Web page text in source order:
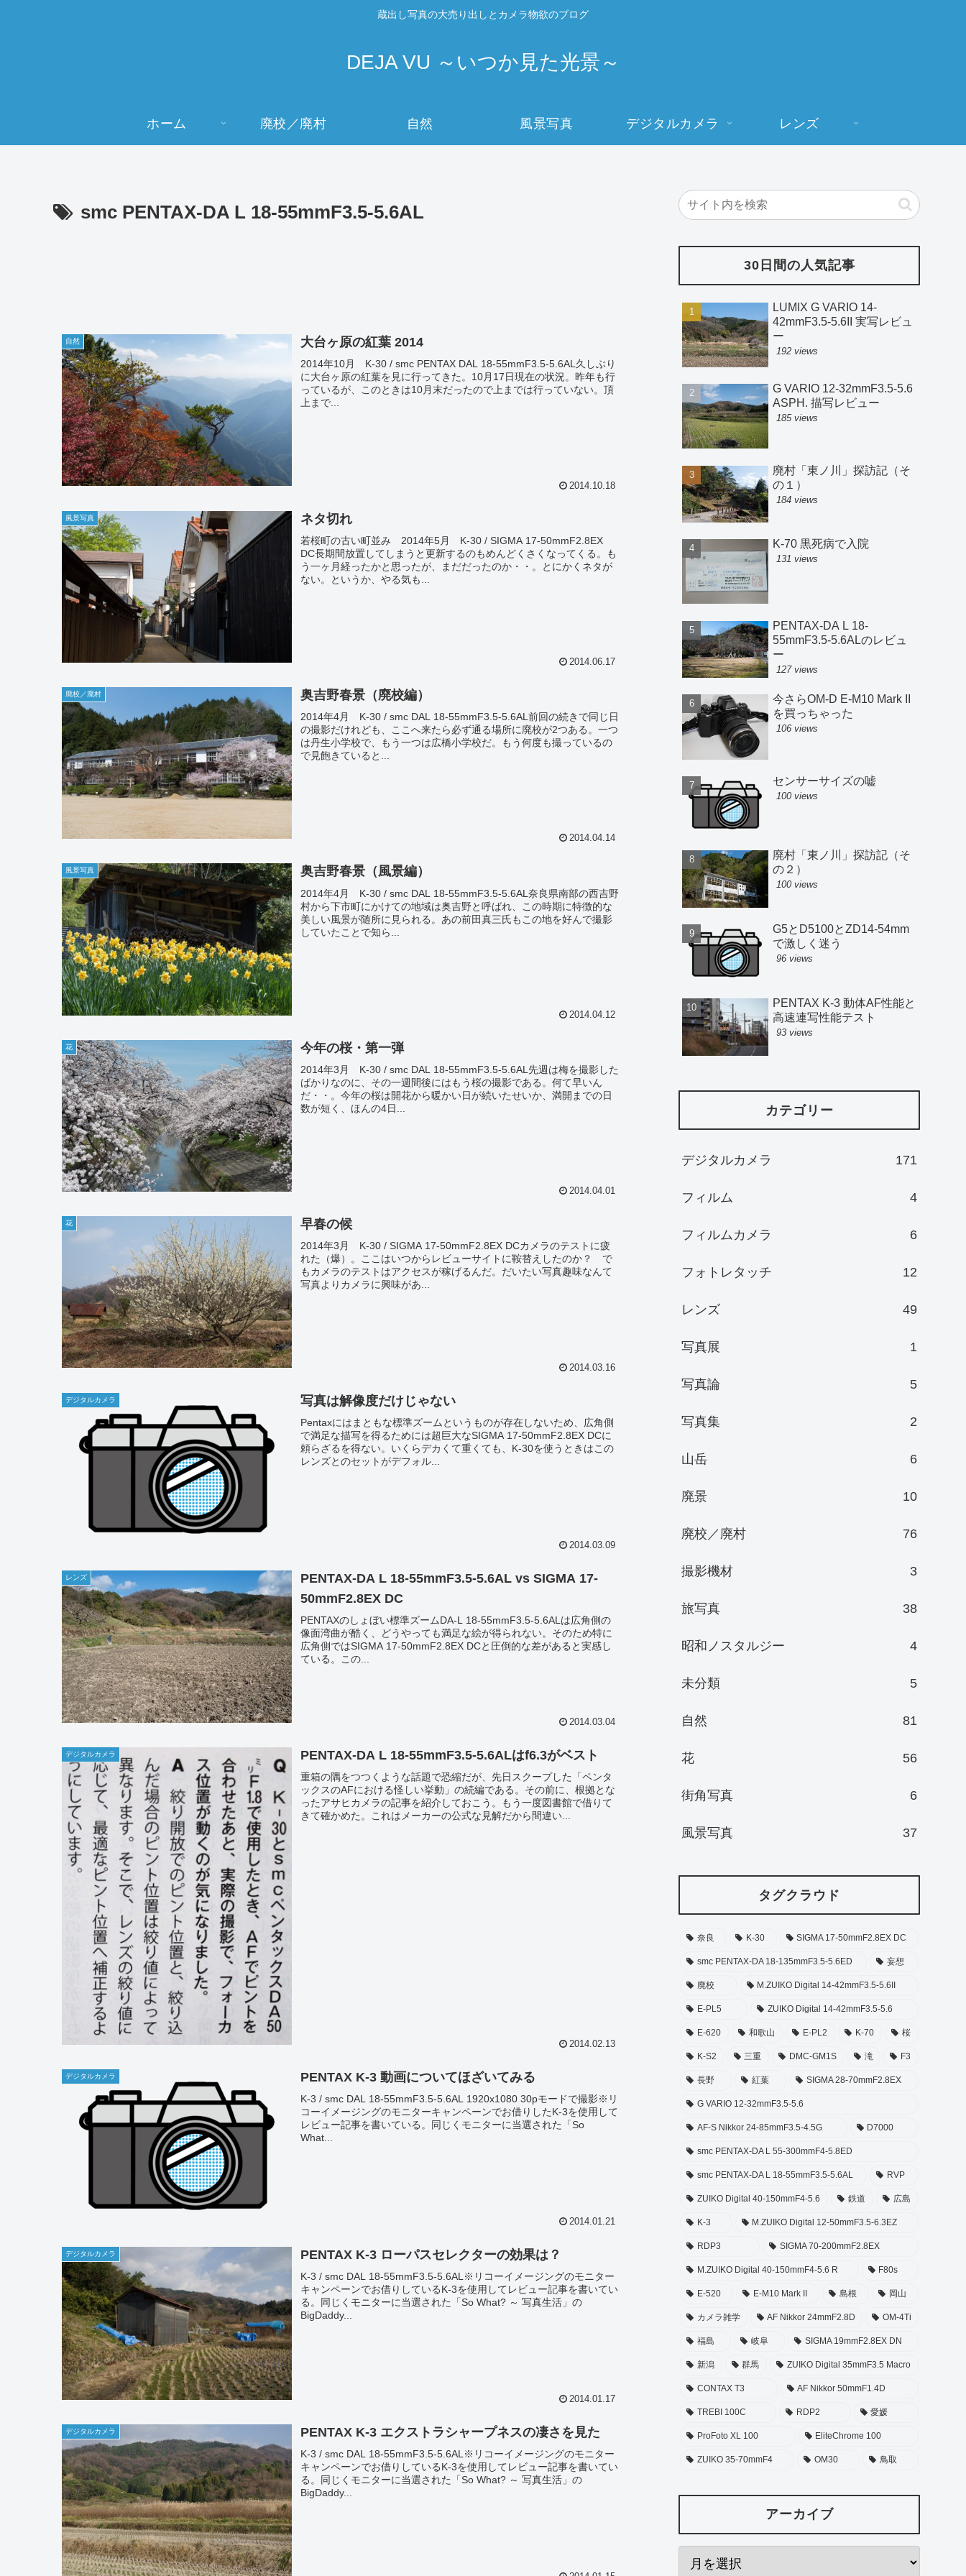
蔵出し写真の大売り出しとカメラ物欲のブログ
DEJA VU ～いつか見た光景～
ホーム 廃校／廃村 自然 風景写真 デジタルカメラ レンズ
smc PENTAX-DA L 18-55mmF3.5-5.6AL
自然 大台ヶ原の紅葉 2014
2014年10月 K-30 / smc PENTAX DAL 18-55mmF3.5-5.6AL久しぶり
に大台ヶ原の紅葉を見に行ってきた。10月17日現在の状況。昨年も行
っているが、このときは10月末だったので上までは行っていない。頂
上まで...
2014.10.18
風景写真 ネタ切れ
若桜町の古い町並み 2014年5月 K-30 / SIGMA 17-50mmF2.8EX
DC長期間放置してしまうと更新するのもめんどくさくなってくる。も
う一ヶ月経ったかと思ったが、まだだったのか・・。とにかくネタが
ない。というか、やる気も...
2014.06.17
廃校／廃村 奥吉野春景（廃校編）
2014年4月 K-30 / smc DAL 18-55mmF3.5-5.6AL前回の続きで同じ日
の撮影だけれども、ここへ来たら必ず通る場所に廃校が2つある。一つ
は丹生小学校で、もう一つは広橋小学校だ。もう何度も撮っているの
で見飽きていると...
2014.04.14
風景写真 奥吉野春景（風景編）
2014年4月 K-30 / smc DAL 18-55mmF3.5-5.6AL奈良県南部の西吉野
村から下市町にかけての地域は奥吉野と呼ばれ、この時期に特徴的な
美しい風景が随所に見られる。あの前田真三氏もこの地を好んで撮影
していたことで知ら...
2014.04.12
花 今年の桜・第一弾
2014年3月 K-30 / smc DAL 18-55mmF3.5-5.6AL先週は梅を撮影した
ばかりなのに、その一週間後にはもう桜の撮影である。何て早いん
だ・・。今年の桜は開花から暖かい日が続いたせいか、満開までの日
数が短く、ほんの4日...
2014.04.01
花 早春の候
2014年3月 K-30 / SIGMA 17-50mmF2.8EX DCカメラのテストに疲
れた（爆）。ここはいつからレビューサイトに鞍替えしたのか？ で
もカメラのテストはアクセスが稼げるんだ。だいたい写真趣味なんて
写真よりカメラに興味があ...
2014.03.16
デジタルカメラ 写真は解像度だけじゃない
Pentaxにはまともな標準ズームというものが存在しないため、広角側
で満足な描写を得るためには超巨大なSIGMA 17-50mmF2.8EX DCに
頼らざるを得ない。いくらデカくて重くても、K-30を使うときはこの
レンズとのセットがデフォル...
2014.03.09
レンズ
PENTAX-DA L 18-55mmF3.5-5.6AL vs SIGMA 17-
50mmF2.8EX DC
PENTAXのしょぼい標準ズームDA-L 18-55mmF3.5-5.6ALは広角側の
像面湾曲が酷く、どうやっても満足な絵が得られない。そのため特に
広角側ではSIGMA 17-50mmF2.8EX DCと圧倒的な差があると実感し
ている。この...
2014.03.04
デジタルカメラ PENTAX-DA L 18-55mmF3.5-5.6ALはf6.3がベスト
重箱の隅をつつくような話題で恐縮だが、先日スクープした「ペンタ
ックスのAFにおける怪しい挙動」の続編である。その前に、根拠とな
ったアサヒカメラの記事を紹介しておこう。もう一度図書館で借りて
きて確かめた。これはメーカーの公式な見解だから間違い...
2014.02.13
デジタルカメラ PENTAX K-3 動画についてほざいてみる
K-3 / smc DAL 18-55mmF3.5-5.6AL 1920x1080 30pモードで撮影※リ
コーイメージングのモニターキャンペーンでお借りしたK-3を使用して
レビュー記事を書いている。同じくモニターに当選された「So
What...
2014.01.21
デジタルカメラ PENTAX K-3 ローパスセレクターの効果は？
K-3 / smc DAL 18-55mmF3.5-5.6AL※リコーイメージングのモニター
キャンペーンでお借りしているK-3を使用してレビュー記事を書いてい
る。同じくモニターに当選された「So What? ～ 写真生活」の
BigDaddy...
2014.01.17
デジタルカメラ PENTAX K-3 エクストラシャープネスの凄さを見た
K-3 / smc DAL 18-55mmF3.5-5.6AL※リコーイメージングのモニター
キャンペーンでお借りしているK-3を使用してレビュー記事を書いてい
る。同じくモニターに当選された「So What? ～ 写真生活」の
BigDaddy...
30日間の人気記事
LUMIX G VARIO 14-
42mmF3.5-5.6II 実写レビュ
ー
192 views
G VARIO 12-32mmF3.5-5.6
ASPH. 描写レビュー
185 views
廃村「東ノ川」探訪記（そ
の１）
184 views
K-70 黒死病で入院
131 views
PENTAX-DA L 18-
55mmF3.5-5.6ALのレビュ
ー
127 views
今さらOM-D E-M10 Mark II
を買っちゃった
106 views
センサーサイズの嘘
100 views
廃村「東ノ川」探訪記（そ
の２）
100 views
G5とD5100とZD14-54mm
で激しく迷う
96 views
PENTAX K-3 動体AF性能と
高速連写性能テスト
93 views
カテゴリー
デジタルカメラ 171
フィルム 4
フィルムカメラ 6
フォトレタッチ 12
レンズ 49
写真展 1
写真論 5
写真集 2
山岳 6
廃景 10
廃校／廃村 76
撮影機材 3
旅写真 38
昭和ノスタルジー 4
未分類 5
自然 81
花 56
街角写真 6
風景写真 37
タグクラウド
奈良 K-30 SIGMA 17-50mmF2.8EX DC
smc PENTAX-DA 18-135mmF3.5-5.6ED 妄想
廃校 M.ZUIKO Digital 14-42mmF3.5-5.6II
E-PL5 ZUIKO Digital 14-42mmF3.5-5.6
E-620 和歌山 E-PL2 K-70 桜
K-S2 三重 DMC-GM1S 滝 F3
長野 紅葉 SIGMA 28-70mmF2.8EX
G VARIO 12-32mmF3.5-5.6
AF-S Nikkor 24-85mmF3.5-4.5G D7000
smc PENTAX-DA L 55-300mmF4-5.8ED
smc PENTAX-DA L 18-55mmF3.5-5.6AL RVP
ZUIKO Digital 40-150mmF4-5.6 鉄道 広島
K-3 M.ZUIKO Digital 12-50mmF3.5-6.3EZ
RDP3 SIGMA 70-200mmF2.8EX
M.ZUIKO Digital 40-150mmF4-5.6 R F80s
E-520 E-M10 Mark II 島根 岡山
カメラ雑学 AF Nikkor 24mmF2.8D OM-4Ti
福島 岐阜 SIGMA 19mmF2.8EX DN
新潟 群馬 ZUIKO Digital 35mmF3.5 Macro
CONTAX T3 AF Nikkor 50mmF1.4D
TREBI 100C RDP2 愛媛
ProFoto XL 100 EliteChrome 100
ZUIKO 35-70mmF4 OM30 鳥取
アーカイブ